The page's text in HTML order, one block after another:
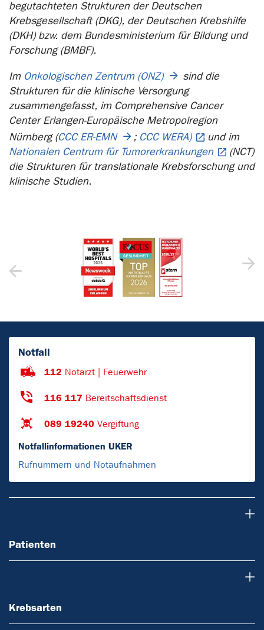
begutachteten Strukturen der Deutschen
Krebsgesellschaft (DKG), der Deutschen Krebshilfe
(DKH) bzw. dem Bundesministerium für Bildung und
Forschung (BMBF).
Im Onkologischen Zentrum (ONZ)
sind die
Strukturen für die klinische Versorgung
zusammengefasst, im Comprehensive Cancer
Center Erlangen-Europäische Metropolregion
Nürnberg (CCC ER-EMN ; CCC WERA)
und im
Nationalen Centrum für Tumorerkrankungen
(NCT)
die Strukturen für translationale Krebsforschung und
klinische Studien.
Notfall
112 Notarzt | Feuerwehr
116 117 Bereitschaftsdienst
089 19240 Vergiftung
Notfallinformationen UKER
Rufnummern und Notaufnahmen
Patienten
Krebsarten